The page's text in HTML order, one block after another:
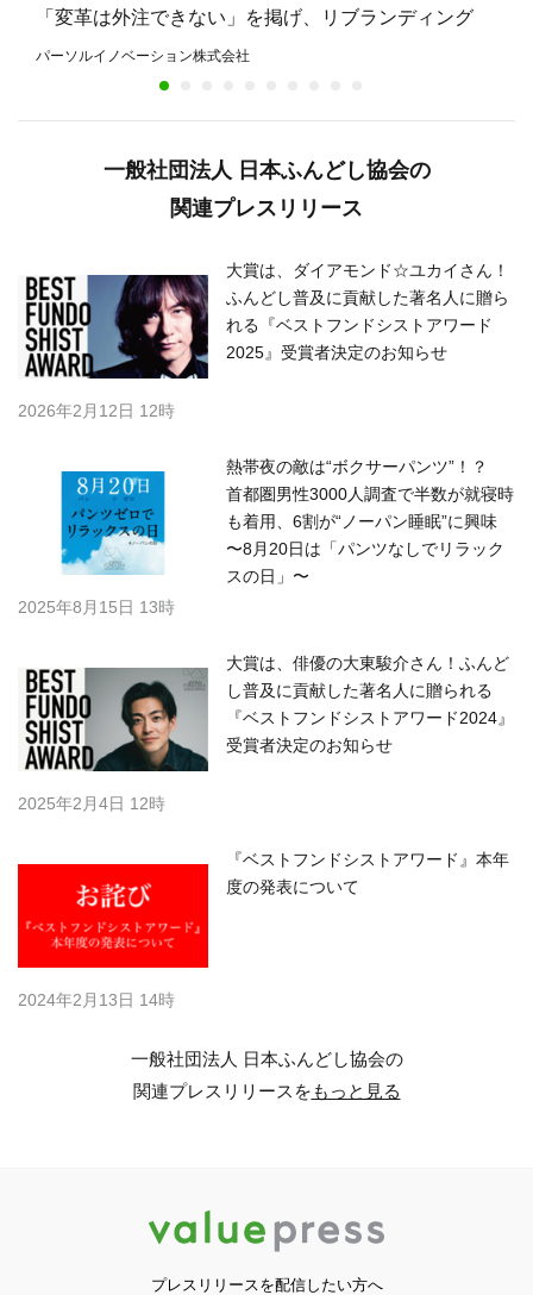
「変革は外注できない」を掲げ、リブランディング
パーソルイノベーション株式会社
一般社団法人 日本ふんどし協会の
関連プレスリリース
大賞は、ダイアモンド☆ユカイさん！
ふんどし普及に貢献した著名人に贈ら
れる『ベストフンドシストアワード
2025』受賞者決定のお知らせ
2026年2月12日 12時
熱帯夜の敵は“ボクサーパンツ”！？
首都圏男性3000人調査で半数が就寝時
も着用、6割が“ノーパン睡眠”に興味
〜8月20日は「パンツなしでリラック
スの日」〜
2025年8月15日 13時
大賞は、俳優の大東駿介さん！ふんど
し普及に貢献した著名人に贈られる
『ベストフンドシストアワード2024』
受賞者決定のお知らせ
2025年2月4日 12時
『ベストフンドシストアワード』本年
度の発表について
2024年2月13日 14時
一般社団法人 日本ふんどし協会の
関連プレスリリースをもっと見る
プレスリリースを配信したい方へ